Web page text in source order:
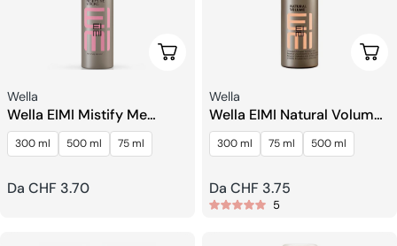
Scegli Le Opzioni
Venditore:
Wella
Wella EIMI Mistify Me
Strong Lacca Ad
Asciugatura Rapida
300 ml 500 ml 75 ml
Prezzo
Da CHF 3.70
Venditore:
Wella
Wella EIMI Natural Volume
Mousse a Tenuta Leggera
300 ml 75 ml 500 ml
Prezzo
regolare
Da CHF 3.75
5